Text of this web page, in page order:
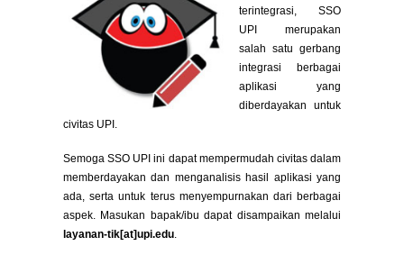
terintegrasi, SSO
UPI merupakan
salah satu gerbang
integrasi berbagai
aplikasi yang
diberdayakan untuk
civitas UPI.
Semoga SSO UPI ini dapat mempermudah civitas dalam
memberdayakan dan menganalisis hasil aplikasi yang
ada, serta untuk terus menyempurnakan dari berbagai
aspek. Masukan bapak/ibu dapat disampaikan melalui
layanan-tik[at]upi.edu.